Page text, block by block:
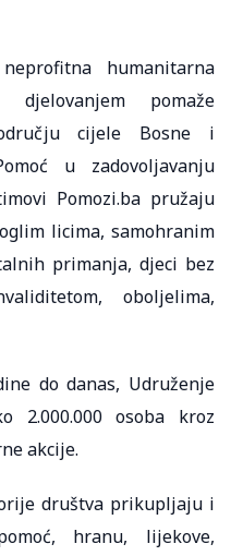
humanitarna
pomaže
cijele Bosne i
u zadovoljavanju
Pomozi.ba pružaju
licima, samohranim
primanja, djeci bez
oboljelima,
do danas, Udruženje
2.000.000 osoba kroz
akcije.
društva prikupljaju i
hranu, lijekove,